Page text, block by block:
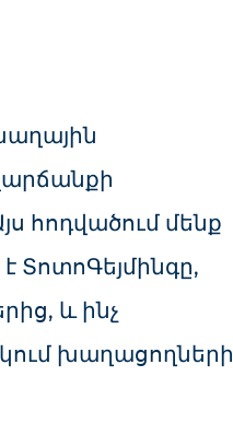
հոդվածում մենք
ՏոտոԳեյմինգը,
և ինչ
խաղացողների